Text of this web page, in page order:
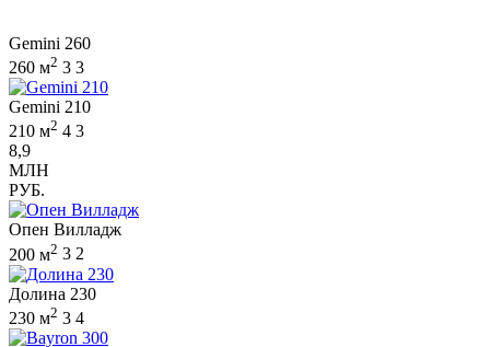
Gemini 260
260 м2 3 3
Gemini 210
210 м2 4 3
8,9
МЛН
РУБ.
Опен Вилладж
200 м2 3 2
Долина 230
230 м2 3 4